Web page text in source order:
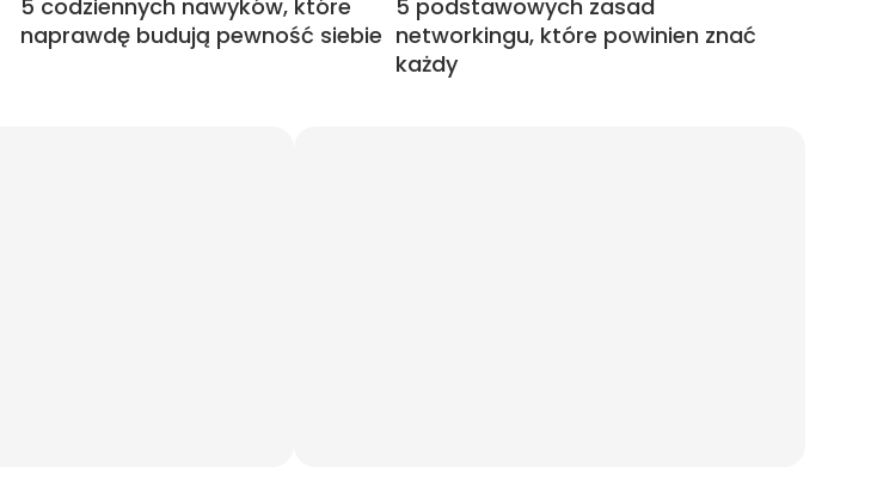
5 codziennych nawyków, które
naprawdę budują pewność siebie
5 podstawowych zasad
networkingu, które powinien znać
każdy